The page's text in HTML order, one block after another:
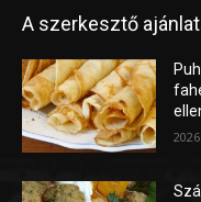
A szerkesztő